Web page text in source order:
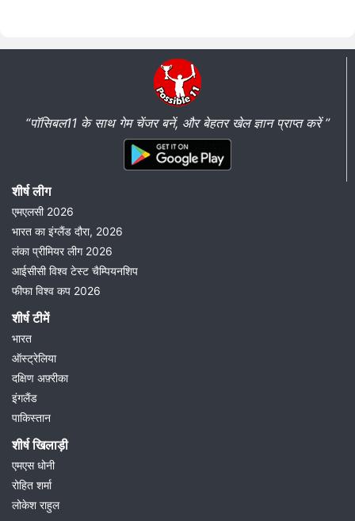
“पॉसिबल11 के साथ गेम चेंजर बनें, और बेहतर खेल ज्ञान प्राप्त करें ”
शीर्ष लीग
एमएलसी 2026
भारत का इंग्लैंड दौरा, 2026
लंका प्रीमियर लीग 2026
आईसीसी विश्व टेस्ट चैम्पियनशिप
फीफा विश्व कप 2026
शीर्ष टीमें
भारत
ऑस्ट्रेलिया
दक्षिण अफ़्रीका
इंगलैंड
पाकिस्तान
शीर्ष खिलाड़ी
एमएस धोनी
रोहित शर्मा
लोकेश राहुल